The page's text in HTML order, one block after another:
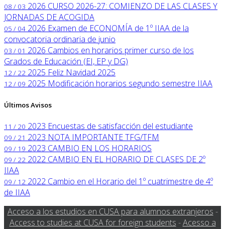
08 / 03 2026 CURSO 2026-27: COMIENZO DE LAS CLASES Y
JORNADAS DE ACOGIDA
05 / 04 2026 Examen de ECONOMÍA de 1º IIAA de la
convocatoria ordinaria de junio
03 / 01 2026 Cambios en horarios primer curso de los
Grados de Educación (EI, EP y DG)
12 / 22 2025 Feliz Navidad 2025
12 / 09 2025 Modificación horarios segundo semestre IIAA
Últimos Avisos
11 / 20 2023 Encuestas de satisfacción del estudiante
09 / 21 2023 NOTA IMPORTANTE TFG/TFM
09 / 19 2023 CAMBIO EN LOS HORARIOS
09 / 22 2022 CAMBIO EN EL HORARIO DE CLASES DE 2º
IIAA
09 / 12 2022 Cambio en el Horario del 1º cuatrimestre de 4º
de IIAA
Acceso a los estudios en CUSA para alumnos extranjeros -
Access to studies at CUSA for foreign students -Acesso a